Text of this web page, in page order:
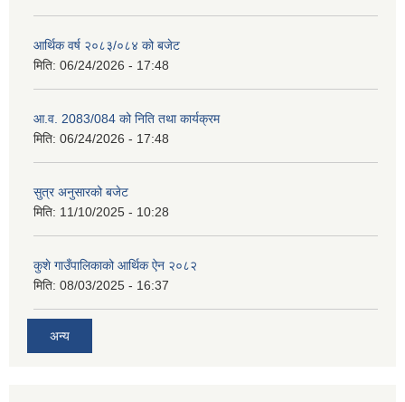
आर्थिक वर्ष २०८३/०८४ को बजेट
मिति: 06/24/2026 - 17:48
आ.व. 2083/084 को निति तथा कार्यक्रम
मिति: 06/24/2026 - 17:48
सुत्र अनुसारको बजेट
मिति: 11/10/2025 - 10:28
कुशे गाउँपालिकाको आर्थिक ऐन २०८२
मिति: 08/03/2025 - 16:37
अन्य